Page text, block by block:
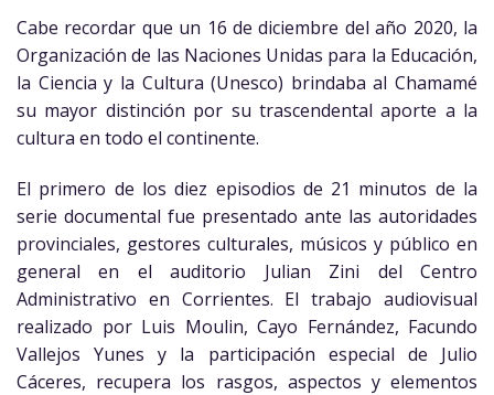
Cabe recordar que un 16 de diciembre del año 2020, la
Organización de las Naciones Unidas para la Educación,
la Ciencia y la Cultura (Unesco) brindaba al Chamamé
su mayor distinción por su trascendental aporte a la
cultura en todo el continente.
El primero de los diez episodios de 21 minutos de la
serie documental fue presentado ante las autoridades
provinciales, gestores culturales, músicos y público en
general en el auditorio Julian Zini del Centro
Administrativo en Corrientes. El trabajo audiovisual
realizado por Luis Moulin, Cayo Fernández, Facundo
Vallejos Yunes y la participación especial de Julio
Cáceres, recupera los rasgos, aspectos y elementos